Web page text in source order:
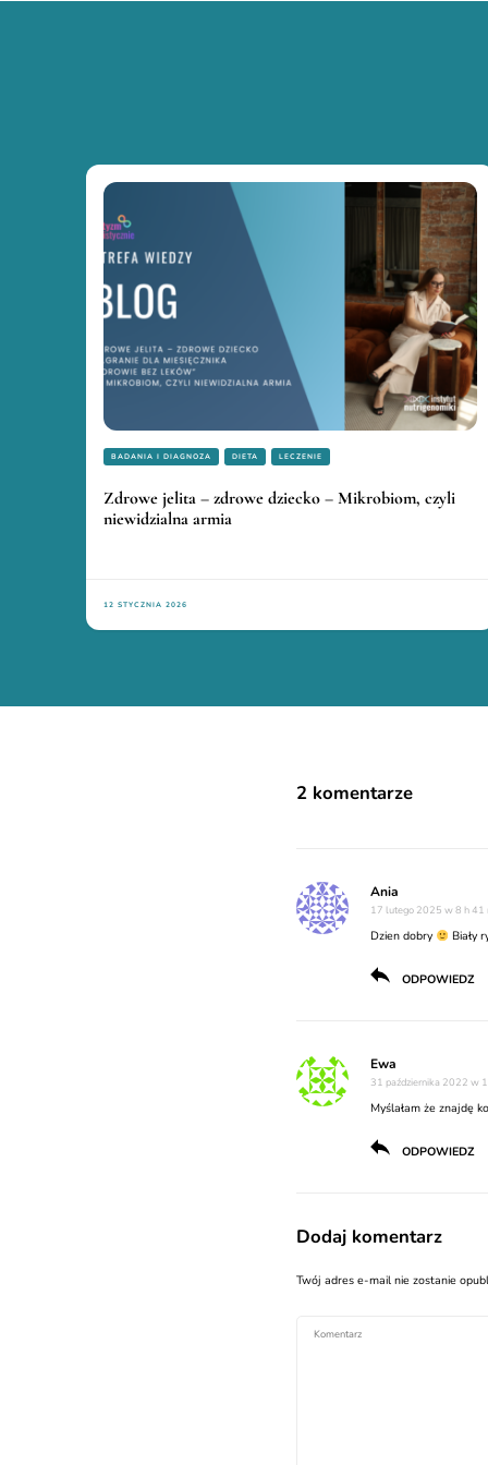
BADANIA I DIAGNOZA DIETA LECZENIE
Zdrowe jelita – zdrowe dziecko – Mikrobiom, czyli
niewidzialna armia
12 STYCZNIA 2026
2 komentarze
Ania
17 lutego 2025 w 8 h 41
Dzien dobry Biały
ODPOWIEDZ
Ewa
31 października 2022 w
Myślałam że znajdę
ODPOWIEDZ
Dodaj komentarz
Twój adres e-mail nie zostanie